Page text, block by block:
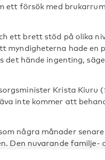
ett försök med
ett brett stöd på olika
myndigheterna hade en
det hände ingenting,
Krista Kiuru
inte kommer att
några månader senare
Den nuvarande familje-
sommaren att han